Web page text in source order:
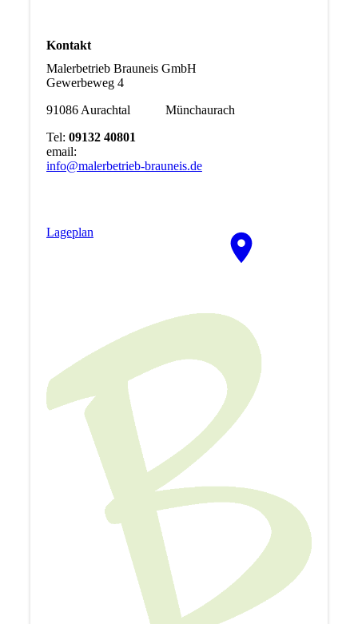
Kontakt
Malerbetrieb Brauneis GmbH
Gewerbeweg 4
91086 Aurachtal Münchaurach
Tel: 09132 40801
email:
info@malerbetrieb-brauneis.de
La­ge­plan